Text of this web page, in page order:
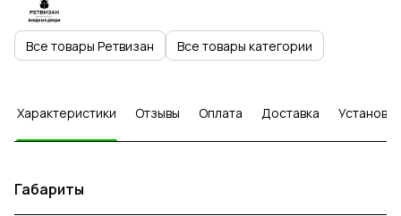
Все товары Ретвизан Все товары категории
Характеристики Отзывы Оплата Доставка Установка
Габариты